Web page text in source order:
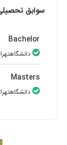
سوابق
Bachelor
Masters